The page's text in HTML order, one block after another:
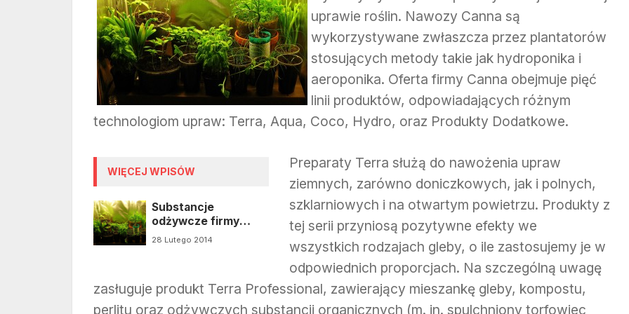
uprawie roślin. Nawozy Canna są
wykorzystywane zwłaszcza przez plantatorów
stosujących metody takie jak hydroponika i
aeroponika. Oferta firmy Canna obejmuje pięć
linii produktów, odpowiadających różnym
technologiom upraw: Terra, Aqua, Coco, Hydro, oraz Produkty Dodatkowe.
WIĘCEJ WPISÓW
Substancje
odżywcze firmy
Canna
28 Lutego 2014
Preparaty Terra służą do nawożenia upraw
ziemnych, zarówno doniczkowych, jak i polnych,
szklarniowych i na otwartym powietrzu. Produkty z
tej serii przyniosą pozytywne efekty we
wszystkich rodzajach gleby, o ile zastosujemy je w
odpowiednich proporcjach. Na szczególną uwagę
zasługuje produkt Terra Professional, zawierający mieszankę gleby, kompostu,
perlitu oraz odżywczych substancji organicznych (m. in. spulchniony torfowiec